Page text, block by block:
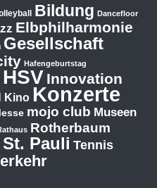
Bildung Dancefloor
Elbphilharmonie
Gesellschaft
Hafengeburtstag
HSV Innovation
Kino Konzerte
mojo club Museen
Rotherbaum
St. Pauli Tennis